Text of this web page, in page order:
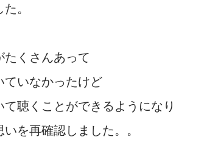
。
くさんあって
ていなかったけど
聴くことができるようになり
を再確認しました。。